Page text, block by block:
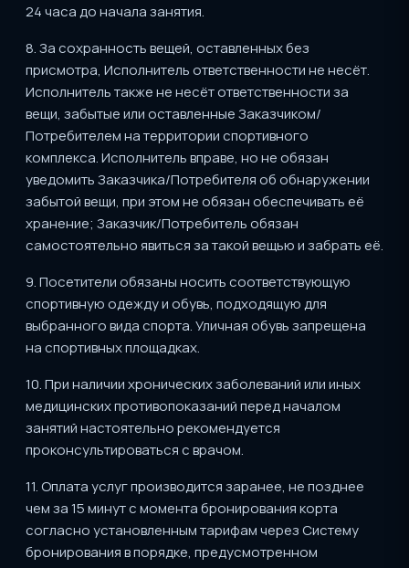
24 часа до начала занятия.
8. За сохранность вещей, оставленных без
присмотра, Исполнитель ответственности не несёт.
Исполнитель также не несёт ответственности за
вещи, забытые или оставленные Заказчиком/
Потребителем на территории спортивного
комплекса. Исполнитель вправе, но не обязан
уведомить Заказчика/Потребителя об обнаружении
забытой вещи, при этом не обязан обеспечивать её
хранение; Заказчик/Потребитель обязан
самостоятельно явиться за такой вещью и забрать её.
9. Посетители обязаны носить соответствующую
спортивную одежду и обувь, подходящую для
выбранного вида спорта. Уличная обувь запрещена
на спортивных площадках.
10. При наличии хронических заболеваний или иных
медицинских противопоказаний перед началом
занятий настоятельно рекомендуется
проконсультироваться с врачом.
11. Оплата услуг производится заранее, не позднее
чем за 15 минут с момента бронирования корта
согласно установленным тарифам через Систему
бронирования в порядке, предусмотренном